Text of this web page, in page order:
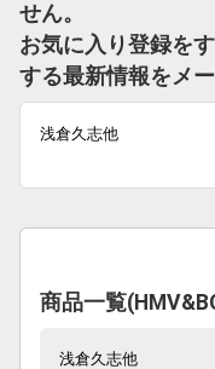
せん。
お気に入り登録を
する最新情報をメ
浅倉久志他
商品一覧
浅倉久志他